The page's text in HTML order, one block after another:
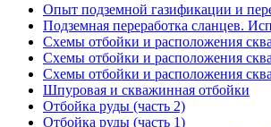
Опыт подземной газификации и
Подземная переработка сланцев.
Схемы отбойки и расположения
Схемы отбойки и расположения
Схемы отбойки и расположения
Шпуровая и скважинная отбойки
Отбойка руды (часть 2)
Отбойка руды (часть 1)